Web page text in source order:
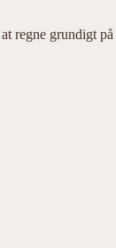
grundigt